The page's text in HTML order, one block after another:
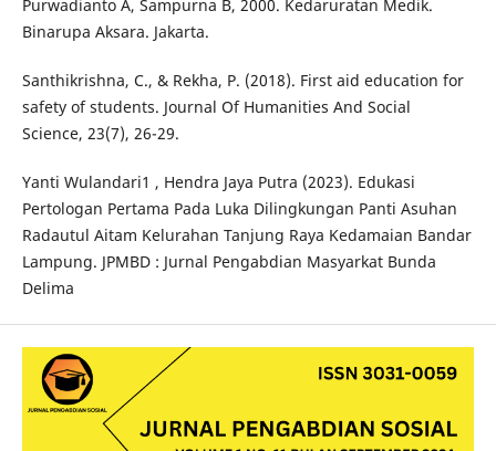
Purwadianto A, Sampurna B, 2000. Kedaruratan Medik.
Binarupa Aksara. Jakarta.
Santhikrishna, C., & Rekha, P. (2018). First aid education for
safety of students. Journal Of Humanities And Social
Science, 23(7), 26-29.
Yanti Wulandari1 , Hendra Jaya Putra (2023). Edukasi
Pertologan Pertama Pada Luka Dilingkungan Panti Asuhan
Radautul Aitam Kelurahan Tanjung Raya Kedamaian Bandar
Lampung. JPMBD : Jurnal Pengabdian Masyarkat Bunda
Delima